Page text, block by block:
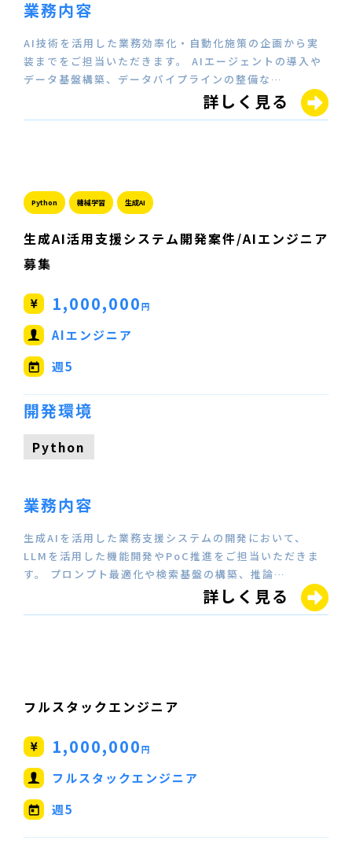
業務内容
AI技術を活用した業務効率化・自動化施策の企画から実
装までをご担当いただきます。 AIエージェントの導入や
データ基盤構築、データパイプラインの整備な…
詳しく見る
Python 機械学習 生成AI
生成AI活用支援システム開発案件/AIエンジニア
募集
1,000,000円
AIエンジニア
週5
開発環境
Python
業務内容
生成AIを活用した業務支援システムの開発において、
LLMを活用した機能開発やPoC推進をご担当いただきま
す。 プロンプト最適化や検索基盤の構築、推論…
詳しく見る
フルスタックエンジニア
1,000,000円
フルスタックエンジニア
週5